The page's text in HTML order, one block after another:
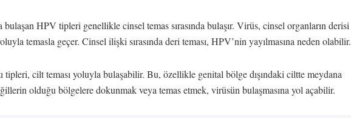
HPV tipleri genellikle cinsel temas sırasında bulaşır. Virüs, cinsel organların derisi
temasla geçer. Cinsel ilişki sırasında deri teması, HPV’nin yayılmasına neden olabilir.
tipleri, cilt teması yoluyla bulaşabilir. Bu, özellikle genital bölge dışındaki ciltte meydana
olduğu bölgelere dokunmak veya temas etmek, virüsün bulaşmasına yol açabilir.